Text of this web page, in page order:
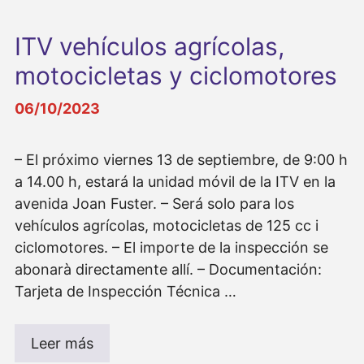
ITV vehículos agrícolas,
motocicletas y ciclomotores
06/10/2023
– El próximo viernes 13 de septiembre, de 9:00 h
a 14.00 h, estará la unidad móvil de la ITV en la
avenida Joan Fuster. – Será solo para los
vehículos agrícolas, motocicletas de 125 cc i
ciclomotores. – El importe de la inspección se
abonarà directamente allí. – Documentación:
Tarjeta de Inspección Técnica …
Leer más